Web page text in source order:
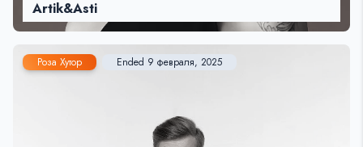
Artik&Asti
Роза Хутор Ended 9 февраля, 2025